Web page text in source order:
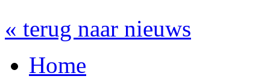
« terug naar nieuws
Home